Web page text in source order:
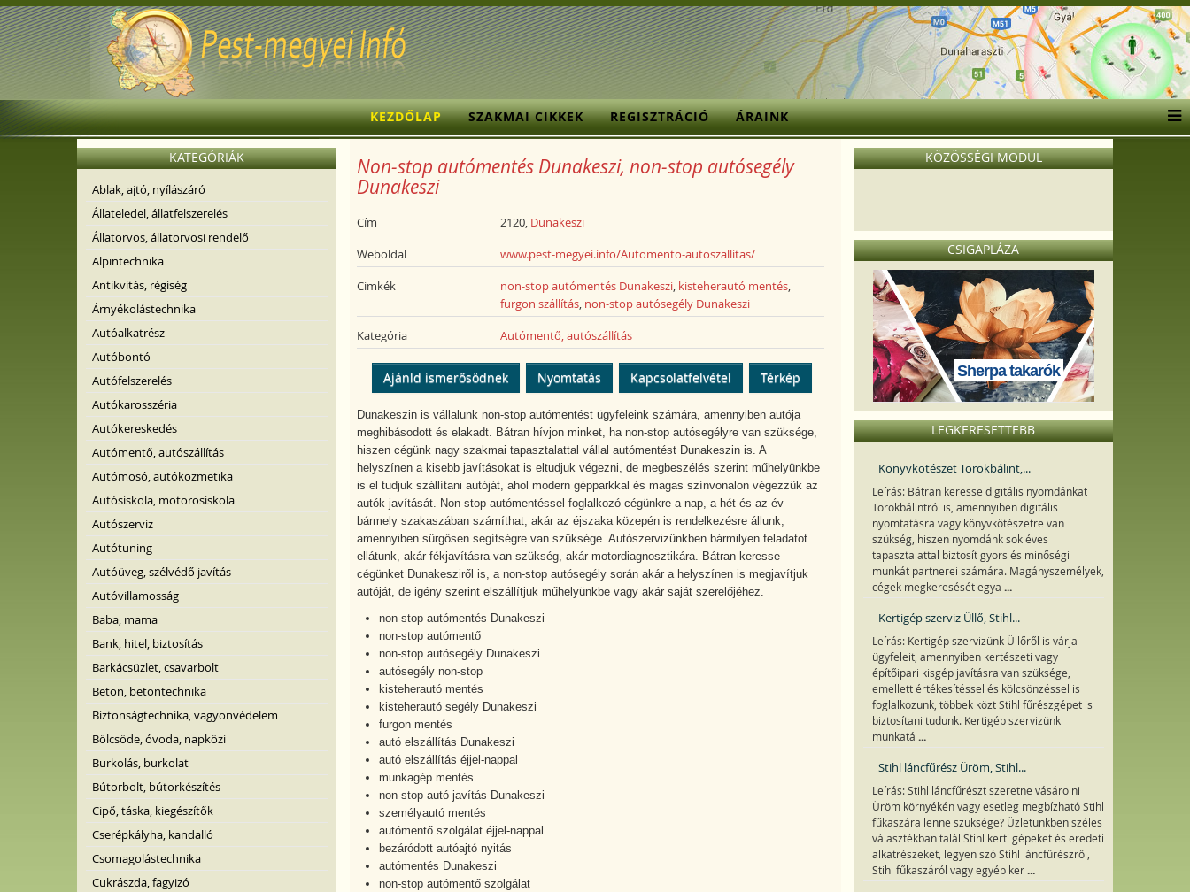
KEZDŐLAP SZAKMAI CIKKEK REGISZTRÁCIÓ ÁRAINK
KATEGÓRIÁK
Ablak, ajtó, nyílászáró
Állateledel, állatfelszerelés
Állatorvos, állatorvosi rendelő
Alpintechnika
Antikvitás, régiség
Árnyékolástechnika
Autóalkatrész
Autóbontó
Autófelszerelés
Autókarosszéria
Autókereskedés
Autómentő, autószállítás
Autómosó, autókozmetika
Autósiskola, motorosiskola
Autószerviz
Autótuning
Autóüveg, szélvédő javítás
Autóvillamosság
Baba, mama
Bank, hitel, biztosítás
Barkácsüzlet, csavarbolt
Beton, betontechnika
Biztonságtechnika, vagyonvédelem
Bölcsöde, óvoda, napközi
Burkolás, burkolat
Bútorbolt, bútorkészítés
Cipő, táska, kiegészítők
Cserépkályha, kandalló
Csomagolástechnika
Cukrászda, fagyizó
Non-stop autómentés Dunakeszi, non-stop autósegély
Dunakeszi
Cím 2120, Dunakeszi
Weboldal www.pest-megyei.info/Automento-autoszallitas/
Cimkék non-stop autómentés Dunakeszi, kisteherautó mentés,
furgon szállítás, non-stop autósegély Dunakeszi
Kategória Autómentő, autószállítás
Ajánld ismerősödnek Nyomtatás Kapcsolatfelvétel Térkép
Dunakeszin is vállalunk non-stop autómentést ügyfeleink számára, amennyiben autója
meghibásodott és elakadt. Bátran hívjon minket, ha non-stop autósegélyre van szüksége,
hiszen cégünk nagy szakmai tapasztalattal vállal autómentést Dunakeszin is. A
helyszínen a kisebb javításokat is eltudjuk végezni, de megbeszélés szerint műhelyünkbe
is el tudjuk szállítani autóját, ahol modern gépparkkal és magas színvonalon végezzük az
autók javítását. Non-stop autómentéssel foglalkozó cégünkre a nap, a hét és az év
bármely szakaszában számíthat, akár az éjszaka közepén is rendelkezésre állunk,
amennyiben sürgősen segítségre van szüksége. Autószervizünkben bármilyen feladatot
ellátunk, akár fékjavításra van szükség, akár motordiagnosztikára. Bátran keresse
cégünket Dunakesziről is, a non-stop autósegély során akár a helyszínen is megjavítjuk
autóját, de igény szerint elszállítjuk műhelyünkbe vagy akár saját szerelőjéhez.
non-stop autómentés Dunakeszi
non-stop autómentő
non-stop autósegély Dunakeszi
autósegély non-stop
kisteherautó mentés
kisteherautó segély Dunakeszi
furgon mentés
autó elszállítás Dunakeszi
autó elszállítás éjjel-nappal
munkagép mentés
non-stop autó javítás Dunakeszi
személyautó mentés
autómentő szolgálat éjjel-nappal
bezáródott autóajtó nyitás
autómentés Dunakeszi
non-stop autómentő szolgálat
KÖZÖSSÉGI MODUL
CSIGAPLÁZA
Sherpa takarók
LEGKERESETTEBB
Könyvkötészet Törökbálint,...
Leírás: Bátran keresse digitális nyomdánkat
Törökbálintról is, amennyiben digitális
nyomtatásra vagy könyvkötészetre van
szükség, hiszen nyomdánk sok éves
tapasztalattal biztosít gyors és minőségi
munkát partnerei számára. Magányszemélyek,
cégek megkeresését egya ...
Kertigép szerviz Üllő, Stihl...
Leírás: Kertigép szervizünk Üllőről is várja
ügyfeleit, amennyiben kertészeti vagy
építőipari kisgép javításra van szüksége,
emellett értékesítéssel és kölcsönzéssel is
foglalkozunk, többek közt Stihl fűrészgépet is
biztosítani tudunk. Kertigép szervizünk
munkatá ...
Stihl láncfűrész Üröm, Stihl...
Leírás: Stihl láncfűrészt szeretne vásárolni
Üröm környékén vagy esetleg megbízható Stihl
fűkaszára lenne szüksége? Üzletünkben széles
választékban talál Stihl kerti gépeket és eredeti
alkatrészeket, legyen szó Stihl láncfűrészről,
Stihl fűkaszáról vagy egyéb ker ...